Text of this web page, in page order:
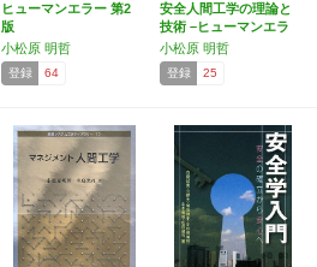
ヒューマンエラー 第2
版
小松原 明哲
登録 64
安全人間工学の理論と
技術 –ヒューマンエラ
ー…
小松原 明哲
登録 25